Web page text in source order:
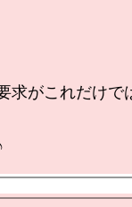
求がこれだけで